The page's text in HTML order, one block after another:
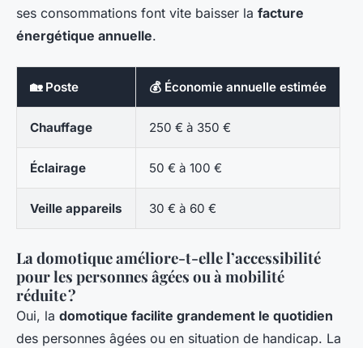
ses consommations font vite baisser la facture
énergétique annuelle.
🏡 Poste 💰 Économie annuelle estimée
Chauffage 250 € à 350 €
Éclairage 50 € à 100 €
Veille appareils 30 € à 60 €
La domotique améliore-t-elle l’accessibilité
pour les personnes âgées ou à mobilité
réduite ?
Oui, la domotique facilite grandement le quotidien
des personnes âgées ou en situation de handicap. La